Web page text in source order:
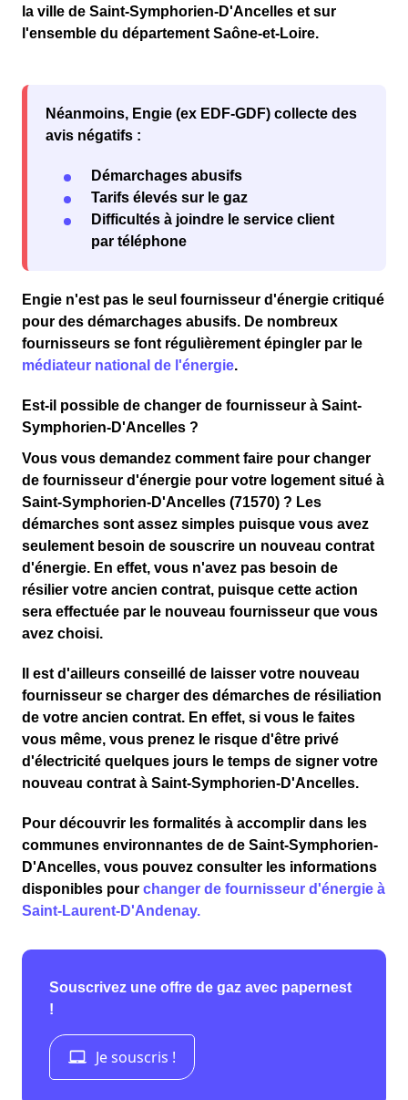
la ville de Saint-Symphorien-D'Ancelles et sur
l'ensemble du département Saône-et-Loire.
Néanmoins, Engie (ex EDF-GDF) collecte des
avis négatifs :
Démarchages abusifs
Tarifs élevés sur le gaz
Difficultés à joindre le service client
par téléphone
Engie n'est pas le seul fournisseur d'énergie critiqué
pour des démarchages abusifs. De nombreux
fournisseurs se font régulièrement épingler par le
médiateur national de l'énergie.
Est-il possible de changer de fournisseur à Saint-
Symphorien-D'Ancelles ?
Vous vous demandez comment faire pour changer
de fournisseur d'énergie pour votre logement situé à
Saint-Symphorien-D'Ancelles (71570) ? Les
démarches sont assez simples puisque vous avez
seulement besoin de souscrire un nouveau contrat
d'énergie. En effet, vous n'avez pas besoin de
résilier votre ancien contrat, puisque cette action
sera effectuée par le nouveau fournisseur que vous
avez choisi.
Il est d'ailleurs conseillé de laisser votre nouveau
fournisseur se charger des démarches de résiliation
de votre ancien contrat. En effet, si vous le faites
vous même, vous prenez le risque d'être privé
d'électricité quelques jours le temps de signer votre
nouveau contrat à Saint-Symphorien-D'Ancelles.
Pour découvrir les formalités à accomplir dans les
communes environnantes de de Saint-Symphorien-
D'Ancelles, vous pouvez consulter les informations
disponibles pour changer de fournisseur d'énergie à
Saint-Laurent-D'Andenay.